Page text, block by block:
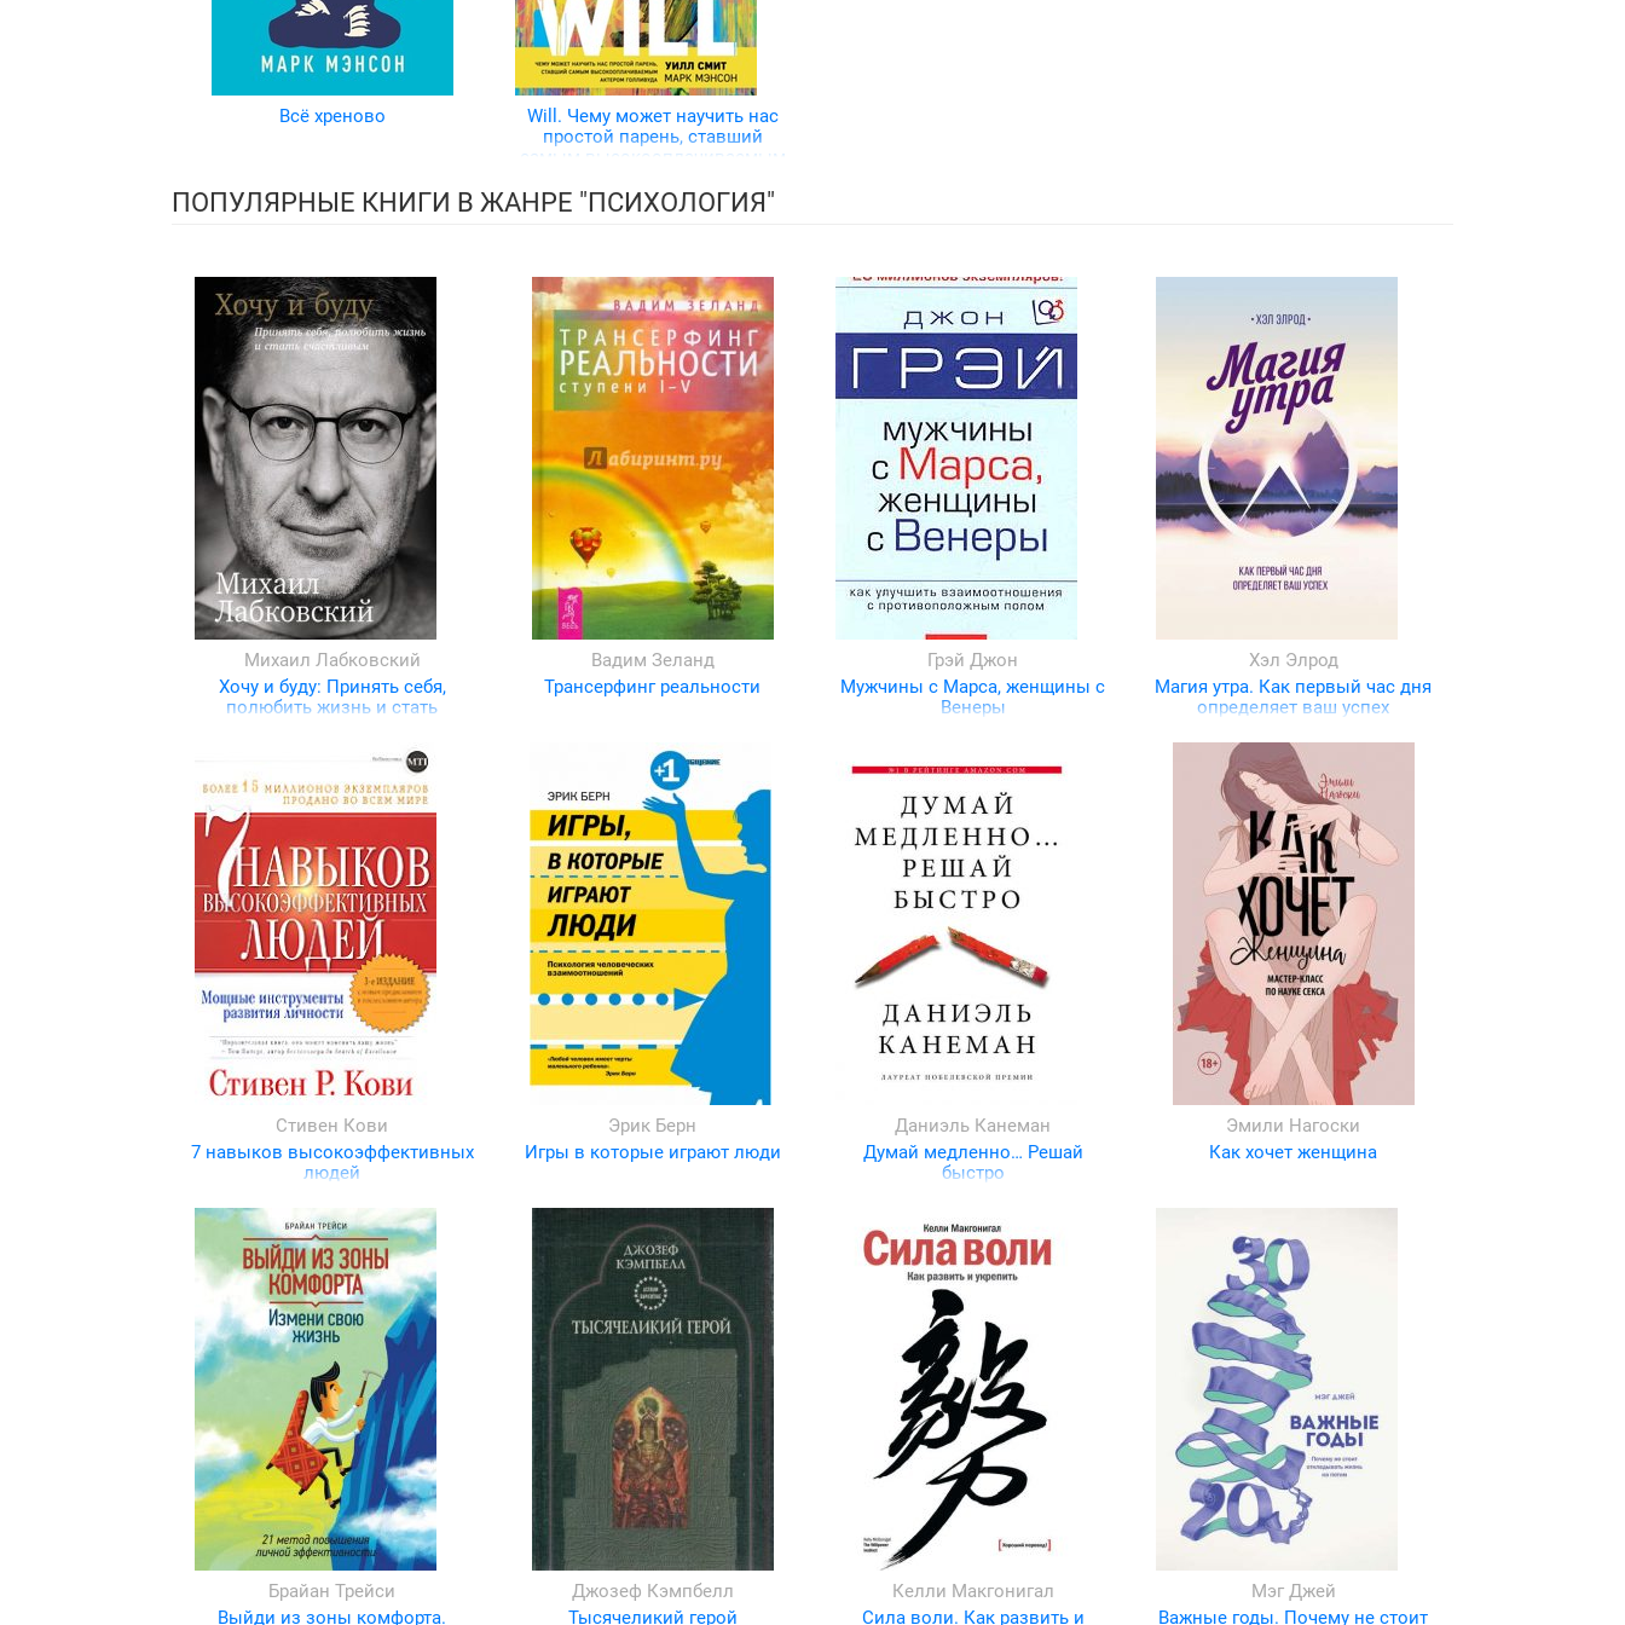
Всё хреново
Will. Чему может научить нас
простой парень, ставший
самым высокооплачиваемым
ПОПУЛЯРНЫЕ КНИГИ В ЖАНРЕ "ПСИХОЛОГИЯ"
Михаил Лабковский
Хочу и буду: Принять себя,
полюбить жизнь и стать
Вадим Зеланд
Трансерфинг реальности
Грэй Джон
Мужчины с Марса, женщины с
Венеры
Хэл Элрод
Магия утра. Как первый час дня
определяет ваш успех
Стивен Кови
7 навыков высокоэффективных
людей
Эрик Берн
Игры в которые играют люди
Даниэль Канеман
Думай медленно… Решай
быстро
Эмили Нагоски
Как хочет женщина
Брайан Трейси
Выйди из зоны комфорта.
Джозеф Кэмпбелл
Тысячеликий герой
Келли Макгонигал
Сила воли. Как развить и
Мэг Джей
Важные годы. Почему не стоит